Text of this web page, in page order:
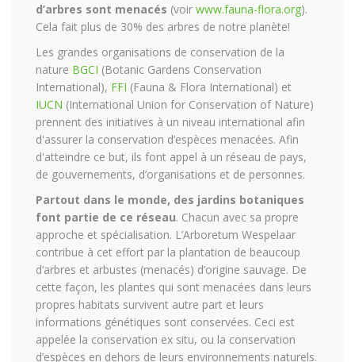
d’arbres sont menacés (voir www.fauna-flora.org).
Cela fait plus de 30% des arbres de notre planète!
Les grandes organisations de conservation de la
nature BGCI (Botanic Gardens Conservation
International), FFI (Fauna & Flora International) et
IUCN (International Union for Conservation of Nature)
prennent des initiatives à un niveau international afin
d'assurer la conservation d’espèces menacées. Afin
d'atteindre ce but, ils font appel à un réseau de pays,
de gouvernements, d’organisations et de personnes.
Partout dans le monde, des jardins botaniques
font partie de ce réseau. Chacun avec sa propre
approche et spécialisation. L’Arboretum Wespelaar
contribue à cet effort par la plantation de beaucoup
d’arbres et arbustes (menacés) d’origine sauvage. De
cette façon, les plantes qui sont menacées dans leurs
propres habitats survivent autre part et leurs
informations génétiques sont conservées. Ceci est
appelée la conservation ex situ, ou la conservation
d’espèces en dehors de leurs environnements naturels.